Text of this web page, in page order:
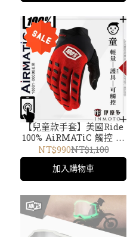
【兒童款手套】美國Ride
100% AiRMATiC 觸控 輕
量騎士防護 短手套TPR護
具。黑紅10001-0000
NT$990NT$1,100
加入購物車